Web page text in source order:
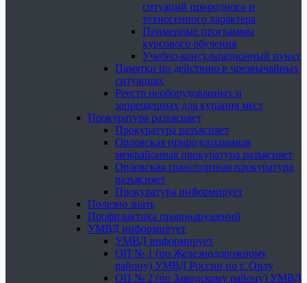
ситуаций природного и
техногенного характера
Примерные программы
курсового обучения
Учебно-консультационный пункт
Памятки по действию в чрезвычайных
ситуациях
Реестр необорудованных и
запрещенных для купания мест
Прокуратура разъясняет
Прокуратура разъясняет
Орловская природоохранная
межрайонная прокуратура разъясняет
Орловская транспортная прокуратура
разъясняет
Прокуратура информирует
Полезно знать
Профилактика правонарушений
УМВД информирует
УМВД информирует
ОП № 1 (по Железнодорожному
району) УМВД России по г. Орлу
ОП № 2 (по Заводскому району) УМВД